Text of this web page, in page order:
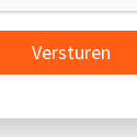
Versturen